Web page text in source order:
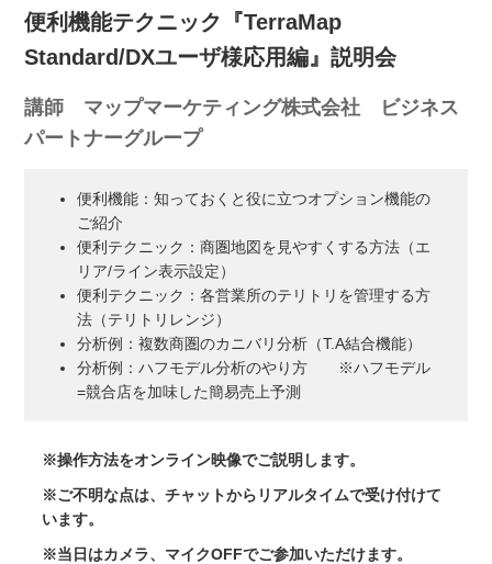
便利機能テクニック『TerraMap
Standard/DXユーザ様応用編』説明会
講師 マップマーケティング株式会社 ビジネス
パートナーグループ
便利機能：知っておくと役に立つオプション機能の
ご紹介
便利テクニック：商圏地図を見やすくする方法（エ
リア/ライン表示設定）
便利テクニック：各営業所のテリトリを管理する方
法（テリトリレンジ）
分析例：複数商圏のカニバリ分析（T.A結合機能）
分析例：ハフモデル分析のやり方 ※ハフモデル
=競合店を加味した簡易売上予測
※操作方法をオンライン映像でご説明します。
※ご不明な点は、チャットからリアルタイムで受け付けて
います。
※当日はカメラ、マイクOFFでご参加いただけます。